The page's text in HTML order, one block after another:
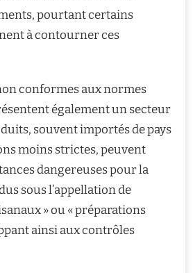
pourtant certains
à contourner ces
conformes aux normes
également un secteur
souvent importés de pays
moins strictes, peuvent
dangereuses pour la
sous l’appellation de
» ou « préparations
ainsi aux contrôles